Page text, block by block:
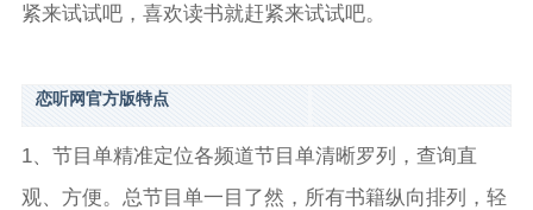
紧来试试吧，喜欢读书就赶紧来试试吧。
恋听网官方版特点
1、节目单精准定位各频道节目单清晰罗列，查询直
观、方便。总节目单一目了然，所有书籍纵向排列，轻